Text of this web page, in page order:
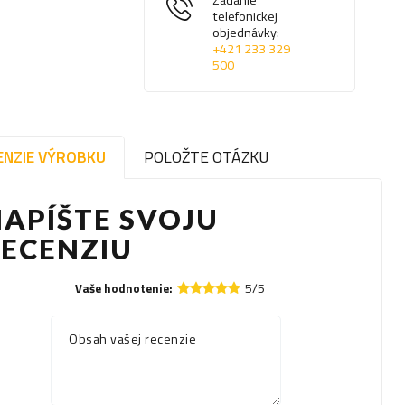
telefonickej
objednávky:
+421 233 329
500
VÝROBKU POLOŽTE OTÁZKU
SVOJU
Vaše hodnotenie: 5/5
Obsah vašej recenzie